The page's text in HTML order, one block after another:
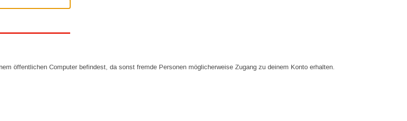
öffentlichen Computer befindest, da sonst fremde Personen möglicherweise Zugang zu deinem Konto erhalten.